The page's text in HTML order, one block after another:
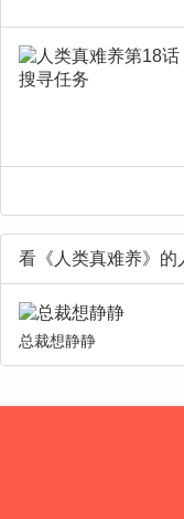
看《人类真难养》的
总裁想静静